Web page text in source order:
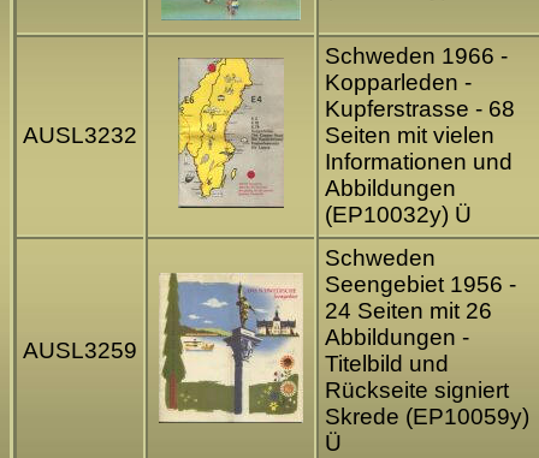
AUSL3232
Schweden 1966 -
Kopparleden -
Kupferstrasse - 68
Seiten mit vielen
Informationen und
Abbildungen
(EP10032y) Ü
AUSL3259
Schweden
Seengebiet 1956 -
24 Seiten mit 26
Abbildungen -
Titelbild und
Rückseite signiert
Skrede (EP10059y)
Ü